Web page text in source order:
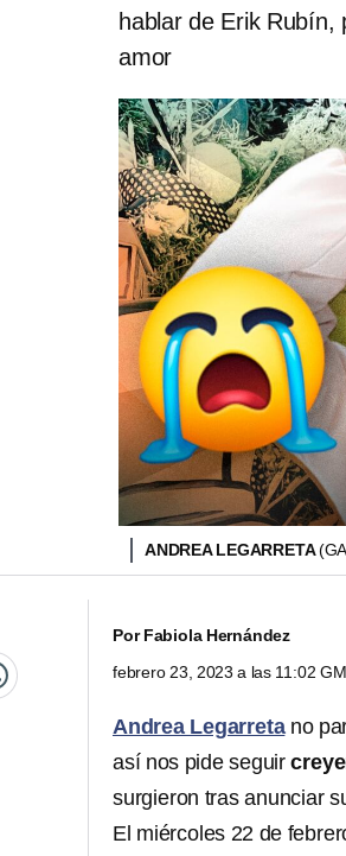
hablar de Erik Rubín,
amor
ANDREA LEGARRETA
PorFabiola Hernández
febrero 23, 2023 a las 11:02
Andrea Legarretano
así nos pide seguir
surgieron tras anunciar
El miércoles 22 de